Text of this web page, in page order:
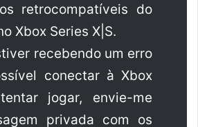
retrocompatíveis do
Xbox Series X|S.
recebendo um erro
conectar à Xbox
jogar, envie-me
privada com os